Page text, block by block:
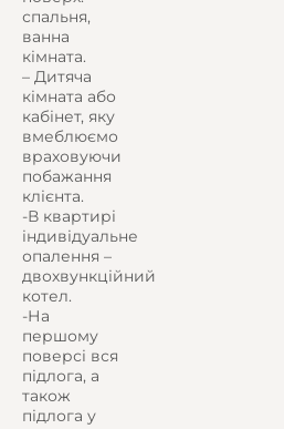
спальня,
ванна
кімната.
– Дитяча
кімната або
кабінет, яку
вмеблюємо
враховуючи
побажання
клієнта.
-В квартирі
індивідуальне
опалення –
двохвункційний
котел.
-На
першому
поверсі вся
підлога, а
також
підлога у